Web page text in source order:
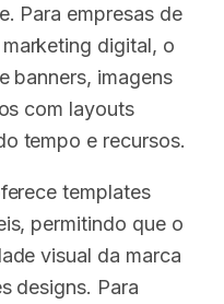
Para empresas de
digital, o
banners, imagens
com layouts
tempo e recursos.
templates
permitindo que o
visual da marca
designs. Para